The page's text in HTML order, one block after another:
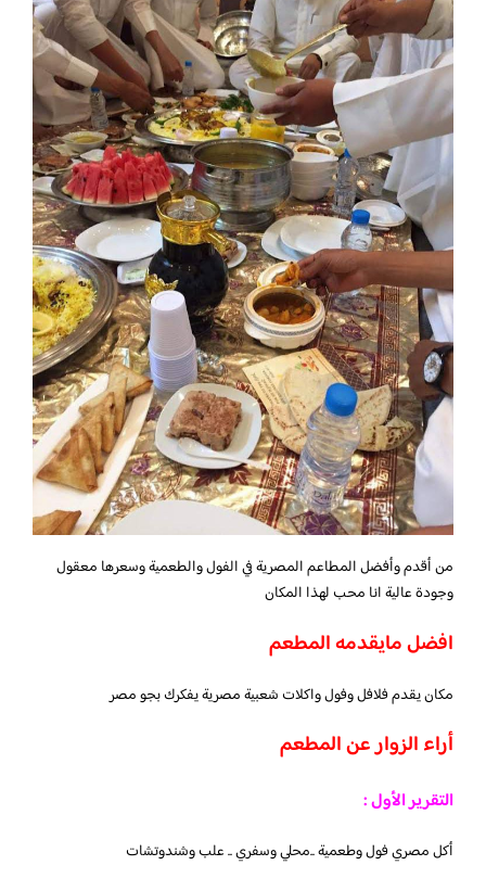
من أقدم وأفضل المطاعم المصرية في الفول والطعمية وسعرها معقول
وجودة عالية انا محب لهذا المكان
افضل مايقدمه المطعم
مكان يقدم فلافل وفول واكلات شعبية مصرية يفكرك بجو مصر
أراء الزوار عن المطعم
التقرير الأول :
أكل مصري فول وطعمية ..محلي وسفري .. علب وشندوتشات